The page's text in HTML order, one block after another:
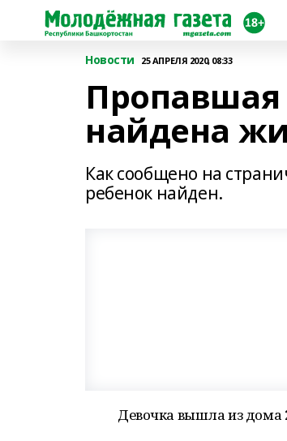
Новости 25 АПРЕЛЯ 2020, 08:33
Пропавшая
найдена
Как сообщено на
ребенок найден.
Девочка вышла из дома